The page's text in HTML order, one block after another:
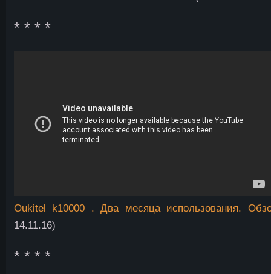
* * * *
Oukitel k10000 . Два месяца использования.
14.11.16)
* * * *